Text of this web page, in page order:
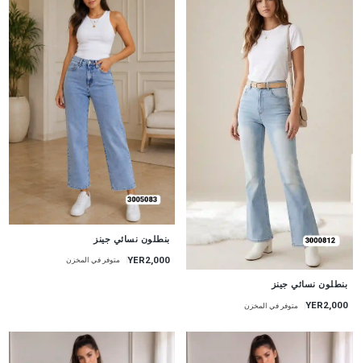
بنطلون نسائي جينز
YER2,000 متوفر في المخزن
بنطلون نسائي جينز
YER2,000 متوفر في المخزن